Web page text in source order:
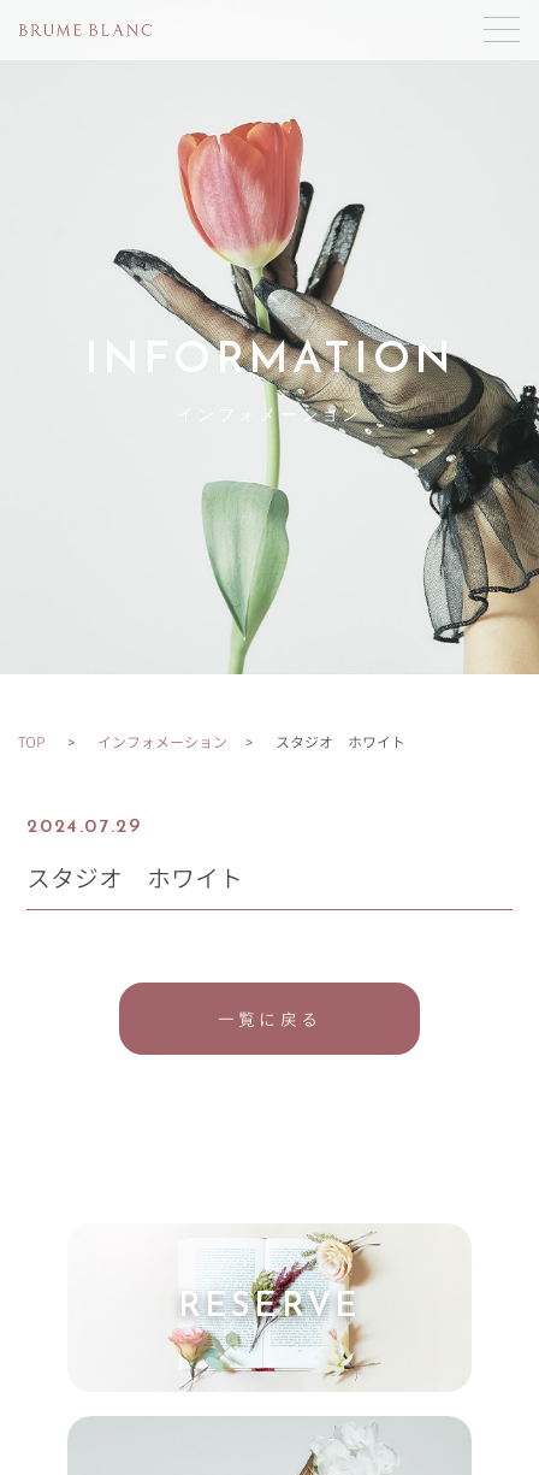
INFORMATION
インフォメーション
TOP インフォメーション スタジオ ホワイト
2024.07.29
スタジオ ホワイト
一覧に戻る
RESERVE